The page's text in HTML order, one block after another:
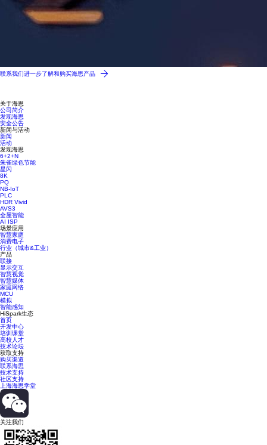
联系我们进一步了解和购买海思产品
关于海思
公司简介
发现海思
安全公告
新闻与活动
新闻
活动
发现海思
6+2+N
朱雀绿色节能
星闪
8K
PQ
NB-IoT
PLC
HDR Vivid
AVS3
全屋智能
AI ISP
场景应用
智慧家庭
消费电子
行业（城市&工业）
产品
联接
显示交互
智慧视觉
智慧媒体
家庭网络
MCU
模拟
智能感知
HiSpark生态
首页
开发中心
培训课堂
高校人才
技术论坛
获取支持
购买渠道
联系海思
技术支持
社区支持
上海海思学堂
关注我们